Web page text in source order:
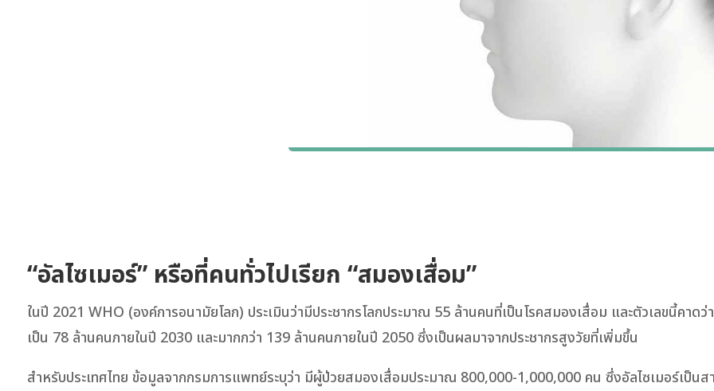
“อัลไซเมอร์” หรือที่คนทั่วไปเรียก “สมองเสื่อม”
ในปี 2021 WHO (องค์การอนามัยโลก) ประเมินว่ามีประชากรโลกประมาณ 55 ล้านคนที่เป็นโรคสมองเสื่อม และตัวเลขนี้คาดว่
เป็น 78 ล้านคนภายในปี 2030 และมากกว่า 139 ล้านคนภายในปี 2050 ซึ่งเป็นผลมาจากประชากรสูงวัยที่เพิ่มขึ้น
สำหรับประเทศไทย ข้อมูลจากกรมการแพทย์ระบุว่า มีผู้ป่วยสมองเสื่อมประมาณ 800,000-1,000,000 คน ซึ่งอัลไซเมอร์เป็น